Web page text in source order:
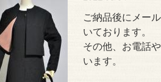
ご納品後にメー
いております。
その他、お電話
います。